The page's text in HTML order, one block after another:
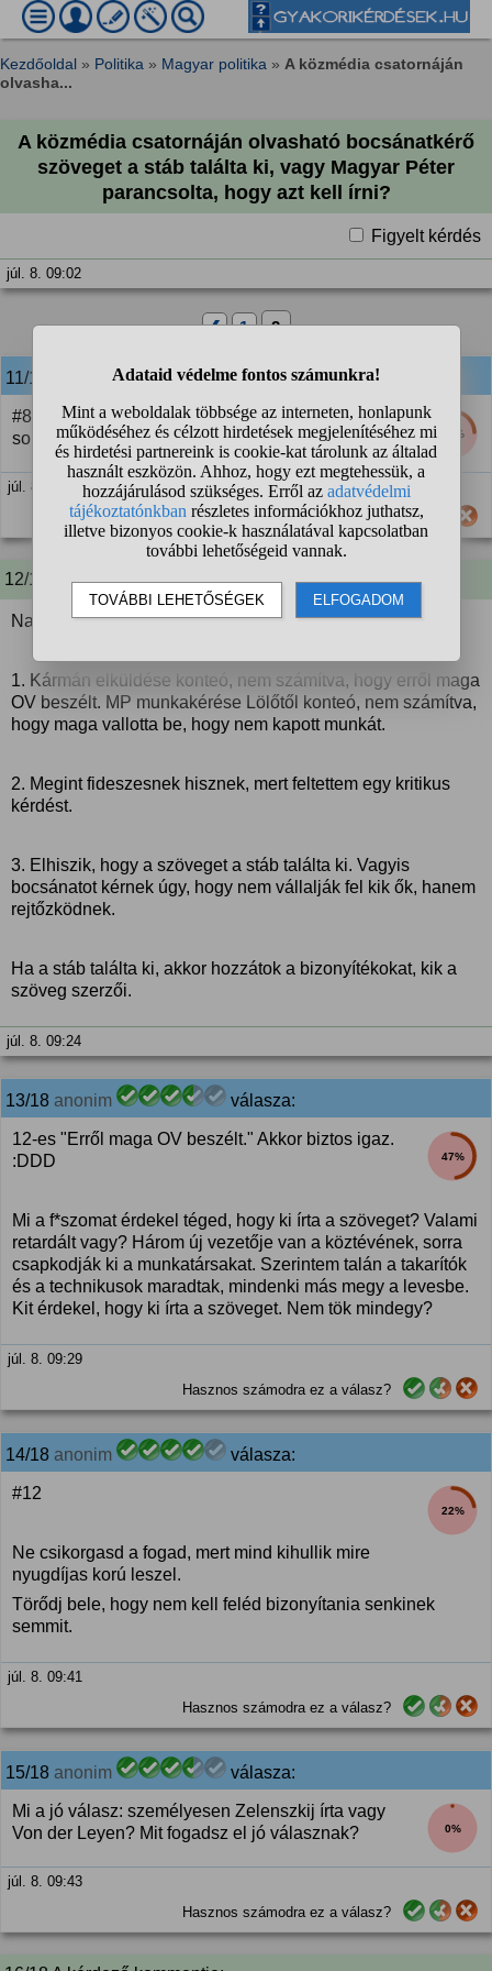
Kezdőoldal » Politika » Magyar politika » A közmédia csatornáján
olvasha...
A közmédia csatornáján olvasható bocsánatkérő
szöveget a stáb találta ki, vagy Magyar Péter
parancsolta, hogy azt kell írni?
Figyelt kérdés
júl. 8. 09:02
❮ 1 2
11/18 válasza:
24%
#8 Igen, a tiszás konteóhegyek miatt, amiket túl
sokan elhittek.
júl. 8. 09:19
Hasznos számodra ez a válasz?
12/18 A kérdező kommentje:
Na foglaljuk össze az ide merészkedett tiszások nézeteit.
1. Kármán elküldése konteó, nem számítva, hogy erről maga
OV beszélt. MP munkakérése Lölőtől konteó, nem számítva,
hogy maga vallotta be, hogy nem kapott munkát.
2. Megint fideszesnek hisznek, mert feltettem egy kritikus
kérdést.
3. Elhiszik, hogy a szöveget a stáb találta ki. Vagyis
bocsánatot kérnek úgy, hogy nem vállalják fel kik ők, hanem
rejtőzködnek.
Ha a stáb találta ki, akkor hozzátok a bizonyítékokat, kik a
szöveg szerzői.
júl. 8. 09:24
13/18 anonim válasza:
47%
12-es "Erről maga OV beszélt." Akkor biztos igaz.
:DDD
Mi a f*szomat érdekel téged, hogy ki írta a szöveget? Valami
retardált vagy? Három új vezetője van a köztévének, sorra
csapkodják ki a munkatársakat. Szerintem talán a takarítók
és a technikusok maradtak, mindenki más megy a levesbe.
Kit érdekel, hogy ki írta a szöveget. Nem tök mindegy?
júl. 8. 09:29
Hasznos számodra ez a válasz?
14/18 anonim válasza:
22%
#12
Ne csikorgasd a fogad, mert mind kihullik mire
nyugdíjas korú leszel.
Törődj bele, hogy nem kell feléd bizonyítania senkinek
semmit.
júl. 8. 09:41
Hasznos számodra ez a válasz?
15/18 anonim válasza:
0%
Mi a jó válasz: személyesen Zelenszkij írta vagy
Von der Leyen? Mit fogadsz el jó válasznak?
júl. 8. 09:43
Hasznos számodra ez a válasz?